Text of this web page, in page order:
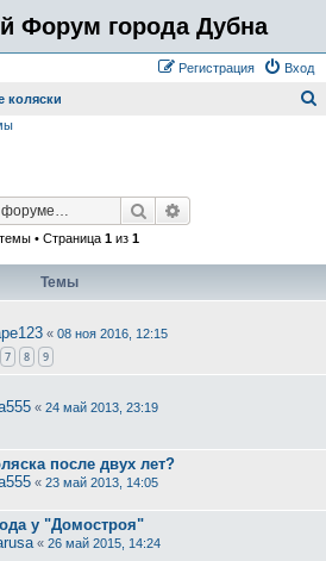
Форум города Дубна
Вход
Регистрация
коляски
Поиск
• Страница 1из 1
Темы
« 08 ноя 2016, 12:15
7 8 9
« 24 май 2013, 23:19
после двух лет?
« 23 май 2013, 14:05
у "Домостроя"
« 26 май 2015, 14:24